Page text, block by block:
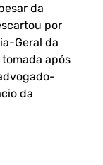
da
por
Geral da
tomada após
da